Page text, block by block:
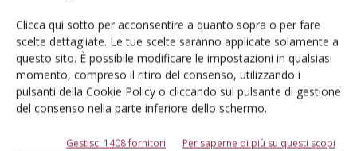
Clicca qui sotto per acconsentire a quanto sopra o per fare
scelte dettagliate. Le tue scelte saranno applicate solamente a
questo sito. È possibile modificare le impostazioni in qualsiasi
momento, compreso il ritiro del consenso, utilizzando i
pulsanti della Cookie Policy o cliccando sul pulsante di gestione
del consenso nella parte inferiore dello schermo.
Gestisci 1408 fornitori Per saperne di più su questi scopi
LASCIA UN COMMENTO